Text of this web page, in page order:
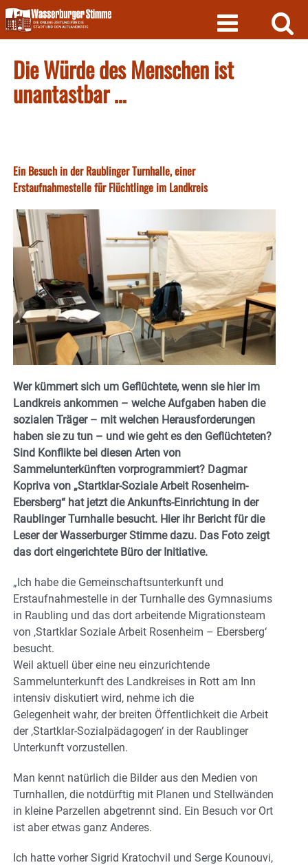
Skip
to
content
Die Würde des Menschen ist
unantastbar …
Ein Besuch in der Raublinger Turnhalle, einer
Erstaufnahmestelle für Flüchtlinge im Landkreis
Wer kümmert sich um Geflüchtete, wenn sie hier im
Landkreis ankommen – welche Aufgaben haben die
sozialen Träger – mit welchen Herausforderungen
haben sie zu tun – und wie geht es den Geflüchteten?
Sind Konflikte bei diesen Arten von
Sammelunterkünften vorprogrammiert? Dagmar
Kopriva von „Startklar-Soziale Arbeit Rosenheim-
Ebersberg“ hat jetzt die Ankunfts-Einrichtung in der
Raublinger Turnhalle besucht. Hier ihr Bericht für die
Leser der Wasserburger Stimme dazu. Das Foto zeigt
das dort eingerichtete Büro der Initiative.
„Ich habe die Gemeinschaftsunterkunft und
Erstaufnahmestelle in der Turnhalle des Gymnasiums
in Raubling und das dort arbeitende Migrationsteam
von ‚Startklar Soziale Arbeit Rosenheim – Ebersberg‘
besucht.
Weil aktuell über eine neu einzurichtende
Sammelunterkunft des Landkreises in Rott am Inn
intensiv diskutiert wird, nehme ich die
Gelegenheit wahr, der breiten Öffentlichkeit die Arbeit
der ‚Startklar-Sozialpädagogen‘ in der Raublinger
Unterkunft vorzustellen.
Man kennt natürlich die Bilder aus den Medien von
Turnhallen, die notdürftig mit Planen und Stellwänden
in kleine Parzellen abgetrennt sind. Ein Besuch vor Ort
ist aber etwas ganz Anderes.
Ich hatte vorher Sigrid Kratochvil und Serge Kounouvi,